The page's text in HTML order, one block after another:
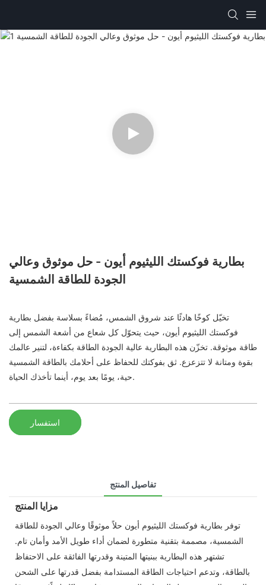
بطارية فوكستك الليثيوم أيون - حل موثوق وعالي
الجودة للطاقة الشمسية
تخيّل كوخًا هادئًا عند شروق الشمس، مُضاءً بسلاسة بفضل بطارية
فوكستك الليثيوم أيون، حيث يتحوّل كل شعاع من أشعة الشمس إلى
طاقة موثوقة. تخزّن هذه البطارية عالية الجودة الطاقة بكفاءة، لتنير عالمك
بقوة ومتانة لا تتزعزع. ثق بفوكتك للحفاظ على أحلامك بالطاقة الشمسية
حية، يومًا بعد يوم، أينما تأخذك الحياة.
استفسار
تفاصيل المنتج
مزايا المنتج
توفر بطارية فوكستك الليثيوم أيون حلاً موثوقًا وعالي الجودة للطاقة
الشمسية، مصممة بتقنية متطورة لضمان أداء طويل الأمد وأمان تام.
تشتهر هذه البطارية ببنيتها المتينة وقدرتها الفائقة على الاحتفاظ
بالطاقة، وتدعم احتياجات الطاقة المستدامة بفضل قدرتها على الشحن